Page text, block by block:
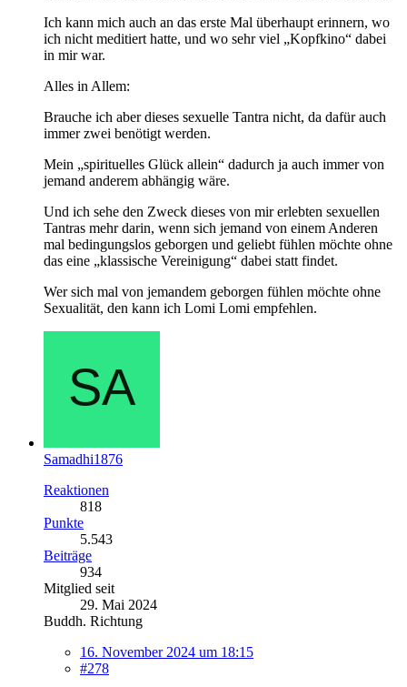
Ich kann mich auch an das erste Mal überhaupt erinnern, wo
ich nicht meditiert hatte, und wo sehr viel „Kopfkino“ dabei
in mir war.
Alles in Allem:
Brauche ich aber dieses sexuelle Tantra nicht, da dafür auch
immer zwei benötigt werden.
Mein „spirituelles Glück allein“ dadurch ja auch immer von
jemand anderem abhängig wäre.
Und ich sehe den Zweck dieses von mir erlebten sexuellen
Tantras mehr darin, wenn sich jemand von einem Anderen
mal bedingungslos geborgen und geliebt fühlen möchte ohne
das eine „klassische Vereinigung“ dabei statt findet.
Wer sich mal von jemandem geborgen fühlen möchte ohne
Sexualität, den kann ich Lomi Lomi empfehlen.
Samadhi1876
Reaktionen
818
Punkte
5.543
Beiträge
934
Mitglied seit
29. Mai 2024
Buddh. Richtung
16. November 2024 um 18:15
#278